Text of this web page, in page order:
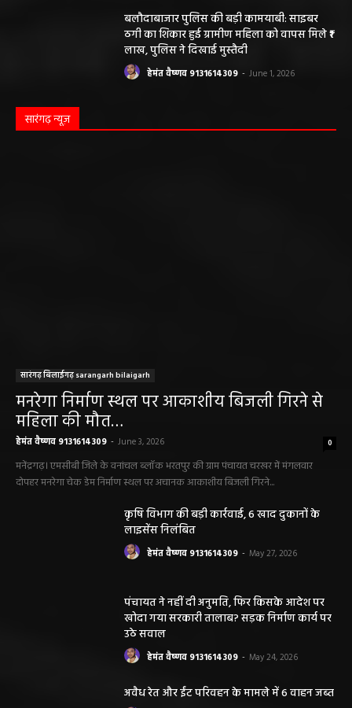
बलौदाबाजार पुलिस की बड़ी कामयाबी: साइबर
ठगी का शिकार हुई ग्रामीण महिला को वापस मिले ₹1
लाख, पुलिस ने दिखाई मुस्तैदी
हेमंत वैष्णव 9131614309 - June 1, 2026
सारंगढ़ न्यूज़
सारंगढ़ बिलाईगढ़ sarangarh bilaigarh
मनरेगा निर्माण स्थल पर आकाशीय बिजली गिरने से
महिला की मौत…
हेमंत वैष्णव 9131614309 - June 3, 2026 0
मनेंद्रगढ़। एमसीबी जिले के वनांचल ब्लॉक भरतपुर की ग्राम पंचायत चरखर में मंगलवार
दोपहर मनरेगा चेक डेम निर्माण स्थल पर अचानक आकाशीय बिजली गिरने...
कृषि विभाग की बड़ी कार्रवाई, 6 खाद दुकानों के
लाइसेंस निलंबित
हेमंत वैष्णव 9131614309 - May 27, 2026
पंचायत ने नहीं दी अनुमति, फिर किसके आदेश पर
खोदा गया सरकारी तालाब? सड़क निर्माण कार्य पर
उठे सवाल
हेमंत वैष्णव 9131614309 - May 24, 2026
अवैध रेत और ईंट परिवहन के मामले में 6 वाहन जब्त